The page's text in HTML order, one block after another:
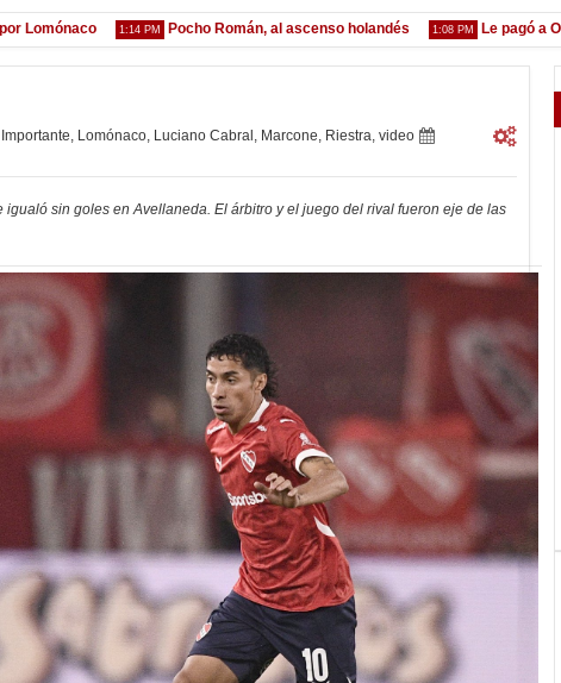
1:14 PM Pocho Román, al ascenso holandés 1:08 PM Le pagó a Olimpia
Importante, Lomónaco, Luciano Cabral , Marcone, Riestra, video
sin goles en Avellaneda. El árbitro y el juego del rival fueron eje de las